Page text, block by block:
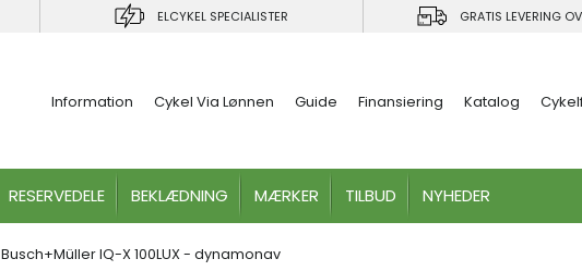
ELCYKEL SPECIALISTER GRATIS LEVERING
Information Cykel Via Lønnen Guide Finansiering Katalog
RESERVEDELE BEKLÆDNING MÆRKER TILBUD NYHEDER
Busch+Müller IQ-X 100LUX - dynamonav